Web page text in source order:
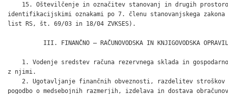
15. Oštevilčenje in označitev stanovanj in drugih
identifikacijskimi oznakami po 7. členu stanovanjskega zakona
list RS, št. 69/03 in 18/04 ZVKSES).
III. FINANČNO – RAČUNOVODSKA IN KNJIGOVODSKA
1. Vodenje sredstev računa rezervnega sklada in
z njimi.
2. Ugotavljanje finančnih obveznosti, razdelitev stroškov
pogodbo o medsebojnih razmerjih, izdelava in dostava